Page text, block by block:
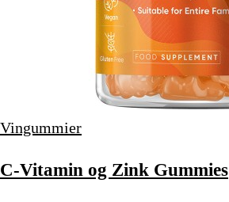
Vingummier
C-Vitamin og Zink Gummies